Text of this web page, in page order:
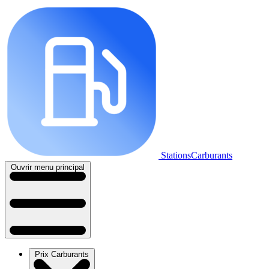
StationsCarburants
Ouvrir menu principal
Prix Carburants